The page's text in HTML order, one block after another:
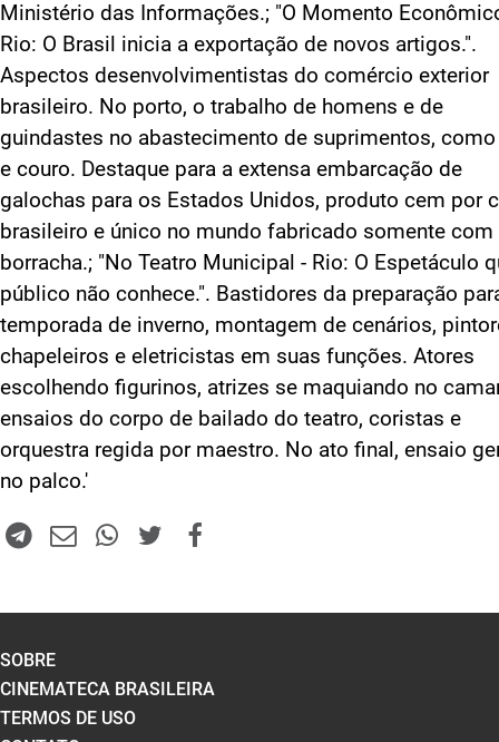
Ministério das Informações.; "O Momento
Rio: O Brasil inicia a exportação de novos artigos.".
Aspectos desenvolvimentistas do comércio exterior
brasileiro. No porto, o trabalho de homens e de
guindastes no abastecimento de suprimentos,
e couro. Destaque para a extensa embarcação de
galochas para os Estados Unidos, produto cem por
brasileiro e único no mundo fabricado somente com
borracha.; "No Teatro Municipal - Rio: O Espetáculo
público não conhece.". Bastidores da preparação
temporada de inverno, montagem de cenários,
chapeleiros e eletricistas em suas funções. Atores
escolhendo figurinos, atrizes se maquiando no
ensaios do corpo de bailado do teatro, coristas e
orquestra regida por maestro. No ato final, ensaio
no palco.'
SOBRE
CINEMATECA BRASILEIRA
TERMOS DE USO